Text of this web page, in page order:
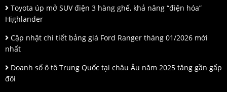
Toyota úp mở SUV điện 3 hàng ghế, khả năng “điện hóa”
Highlander
Cập nhật chi tiết bảng giá Ford Ranger tháng 01/2026 mới
nhất
Doanh số ô tô Trung Quốc tại châu Âu năm 2025 tăng gần gấp
đôi